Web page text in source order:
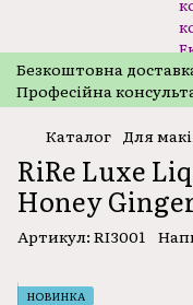
Безкоштовнa
Професійна
Каталог Для
RiRe Luxe
Honey
Артикул: RI3001
НОВИНКА